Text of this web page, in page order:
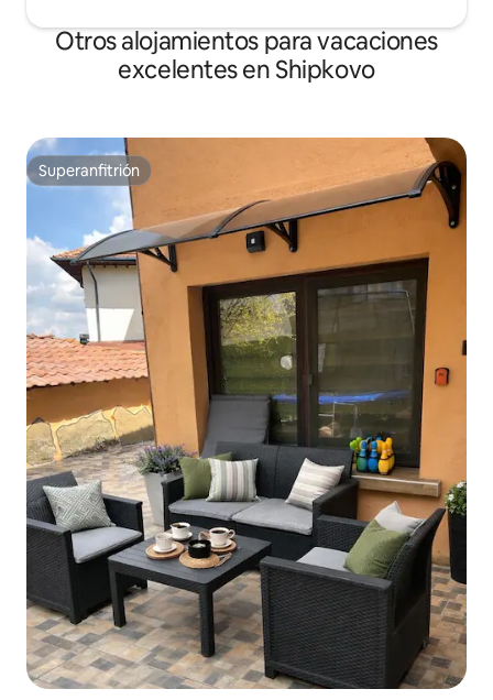
Otros alojamientos para vacaciones
excelentes en Shipkovo
Superanfitrión
Superanfitrión